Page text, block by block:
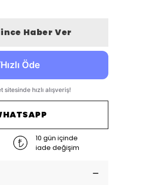
Haber Ver
10 gün içinde
iade değişim